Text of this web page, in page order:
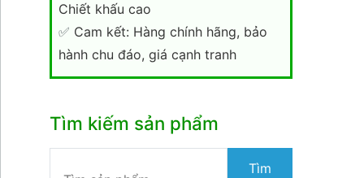
Chiết khấu cao
✅ Cam kết: Hàng chính hãng, bảo
hành chu đáo, giá cạnh tranh
Tìm kiếm sản phẩm
Tìm